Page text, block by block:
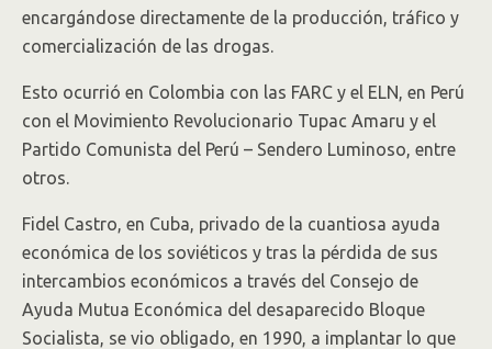
encargándose directamente de la producción, tráfico y
comercialización de las drogas.
Esto ocurrió en Colombia con las FARC y el ELN, en Perú
con el Movimiento Revolucionario Tupac Amaru y el
Partido Comunista del Perú – Sendero Luminoso, entre
otros.
Fidel Castro, en Cuba, privado de la cuantiosa ayuda
económica de los soviéticos y tras la pérdida de sus
intercambios económicos a través del Consejo de
Ayuda Mutua Económica del desaparecido Bloque
Socialista, se vio obligado, en 1990, a implantar lo que